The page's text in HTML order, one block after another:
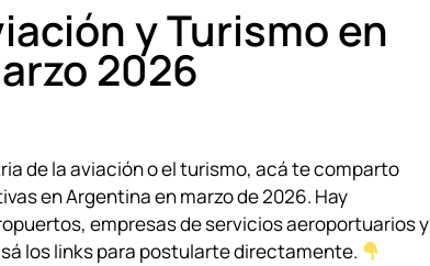
y Turismo en
2026
de la aviación o el turismo, acá te comparto
en Argentina en marzo de 2026. Hay
empresas de servicios aeroportuarios y
los links para postularte directamente.